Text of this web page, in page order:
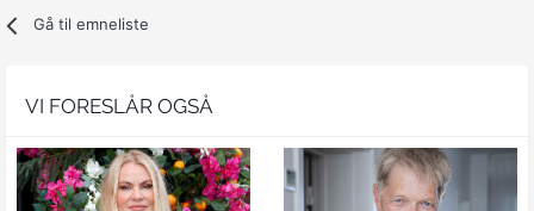
Gå til emneliste
VI FORESLÅR OGSÅ